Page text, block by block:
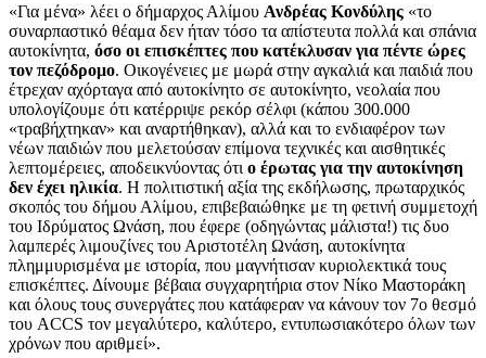
«Για μένα» λέει ο δήμαρχος Αλίμου Ανδρέας Κονδύλης «το
συναρπαστικό θέαμα δεν ήταν τόσο τα απίστευτα πολλά και σπάνια
αυτοκίνητα, όσο οι επισκέπτες που κατέκλυσαν για πέντε ώρες
τον πεζόδρομο. Οικογένειες με μωρά στην αγκαλιά και παιδιά που
έτρεχαν αχόρταγα από αυτοκίνητο σε αυτοκίνητο, νεολαία που
υπολογίζουμε ότι κατέρριψε ρεκόρ σέλφι (κάπου 300.000
«τραβήχτηκαν» και αναρτήθηκαν), αλλά και το ενδιαφέρον των
νέων παιδιών που μελετούσαν επίμονα τεχνικές και αισθητικές
λεπτομέρειες, αποδεικνύοντας ότι ο έρωτας για την αυτοκίνηση
δεν έχει ηλικία. Η πολιτιστική αξία της εκδήλωσης, πρωταρχικός
σκοπός του δήμου Αλίμου, επιβεβαιώθηκε με τη φετινή συμμετοχή
του Ιδρύματος Ωνάση, που έφερε (οδηγώντας μάλιστα!) τις δυο
λαμπερές λιμουζίνες του Αριστοτέλη Ωνάση, αυτοκίνητα
πλημμυρισμένα με ιστορία, που μαγνήτισαν κυριολεκτικά τους
επισκέπτες. Δίνουμε βέβαια συγχαρητήρια στον Νίκο Μαστοράκη
και όλους τους συνεργάτες που κατάφεραν να κάνουν τον 7ο θεσμό
του ACCS τον μεγαλύτερο, καλύτερο, εντυπωσιακότερο όλων των
χρόνων που αριθμεί».